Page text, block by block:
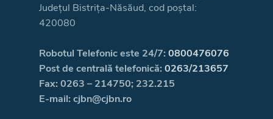
Județul Bistrița-Năsăud, cod poștal:
420080
Robotul Telefonic este 24/7: 0800476076
Post de centrală telefonică: 0263/213657
Fax: 0263 – 214750; 232.215
E-mail: cjbn@cjbn.ro